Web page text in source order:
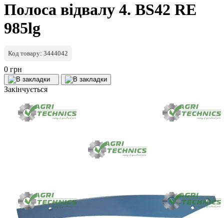
Полоса відвалу 4. BS42 RE
985lg
Код товару: 3444042
0 грн
Закінчується